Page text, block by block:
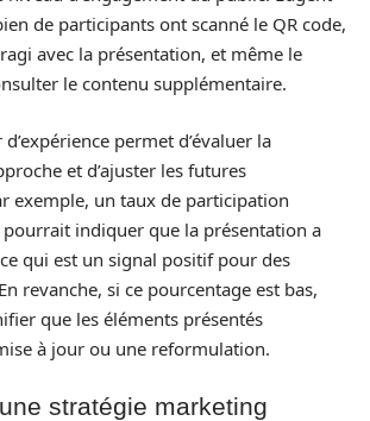
de participants ont scanné le QR code,
avec la présentation, et même le
le contenu supplémentaire.
permet d’évaluer la
et d’ajuster les futures
exemple, un taux de participation
indiquer que la présentation a
qui est un signal positif pour des
revanche, si ce pourcentage est bas,
que les éléments présentés
à jour ou une reformulation.
stratégie marketing